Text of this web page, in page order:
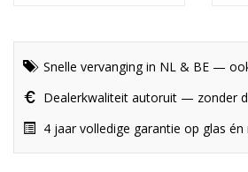
Snelle vervanging in NL & BE —
Dealerkwaliteit autoruit — zonder
4 jaar volledige garantie op glas